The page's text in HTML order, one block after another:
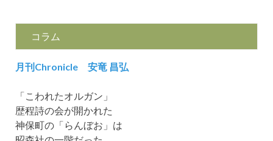
コラム
月刊Chronicle 安竜 昌弘
「こわれたオルガン」
歴程詩の会が開かれた
神保町の「らんぼお」は